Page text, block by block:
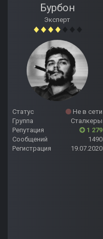
Бурбон
Эксперт
Статус
Не в сети
Группа
Сталкеры
Репутация
1 279
Сообщений
1490
Регистрация
19.07.2020